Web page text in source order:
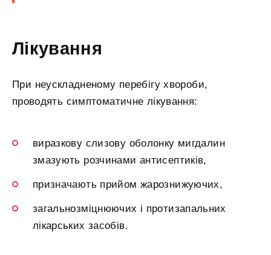
Лікування
При неускладненому перебігу хвороби,
проводять симптоматичне лікування:
виразкову слизову оболонку мигдалин
змазують розчинами антисептиків,
призначають прийом жарознижуючих,
загальнозміцнюючих і протизапальних
лікарських засобів.